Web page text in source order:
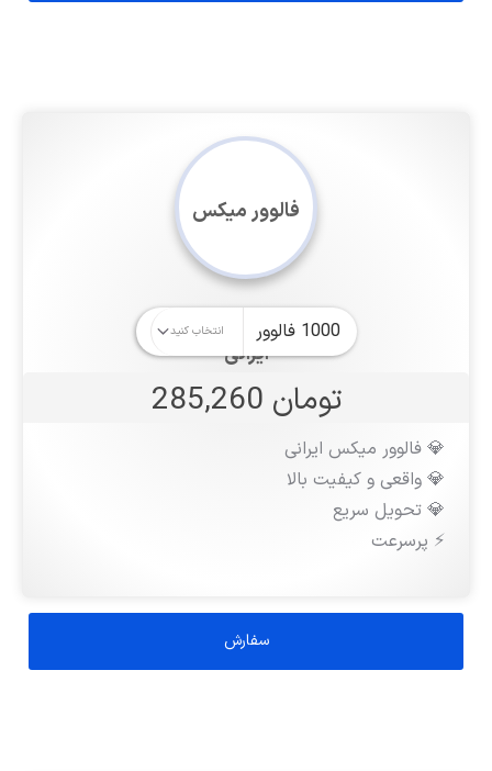
فالوور میکس
ایرانی
تومان 285,260
💎 فالوور میکس ایرانی
💎 واقعی و کیفیت بالا
💎 تحویل سریع
⚡️ پرسرعت